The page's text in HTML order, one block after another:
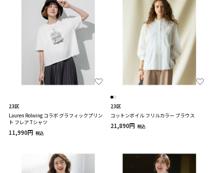
23区
Lauren Rolwing コラボ グラフィックプリン
ト フレア Tシャツ
11,990円 税込
23区
コットンボイル フリルカラー ブラウス
21,890円 税込